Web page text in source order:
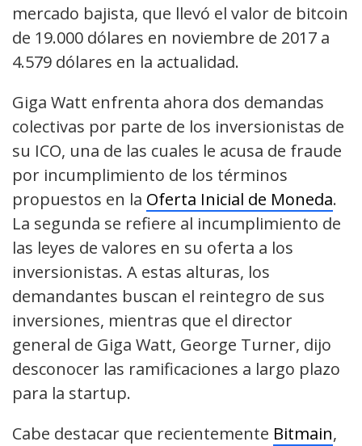
mercado bajista, que llevó el valor de bitcoin
de 19.000 dólares en noviembre de 2017 a
4.579 dólares en la actualidad.
Giga Watt enfrenta ahora dos demandas
colectivas por parte de los inversionistas de
su ICO, una de las cuales le acusa de fraude
por incumplimiento de los términos
propuestos en la Oferta Inicial de Moneda.
La segunda se refiere al incumplimiento de
las leyes de valores en su oferta a los
inversionistas. A estas alturas, los
demandantes buscan el reintegro de sus
inversiones, mientras que el director
general de Giga Watt, George Turner, dijo
desconocer las ramificaciones a largo plazo
para la startup.
Cabe destacar que recientemente Bitmain,